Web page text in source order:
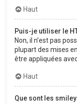
Haut
Puis-je utiliser le
Non, il n’est pas
plupart des mises
être appliquées
Haut
Que sont les